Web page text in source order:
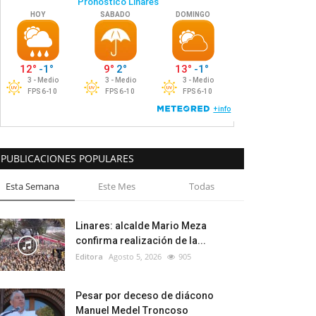
PUBLICACIONES POPULARES
Esta Semana Este Mes Todas
Linares: alcalde Mario Meza
confirma realización de la...
Editora Agosto 5, 2026 905
Pesar por deceso de diácono
Manuel Medel Troncoso